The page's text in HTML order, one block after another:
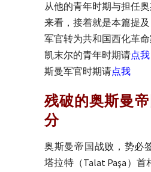
从他的青年时期与担任
来看，接着就是本篇提
军官转为共和国西化革
凯末尔的青年时期请点我
斯曼军官时期请点我
残破的奥斯曼
分
奥斯曼帝国战败，势必
塔拉特（Talat Paşa）首